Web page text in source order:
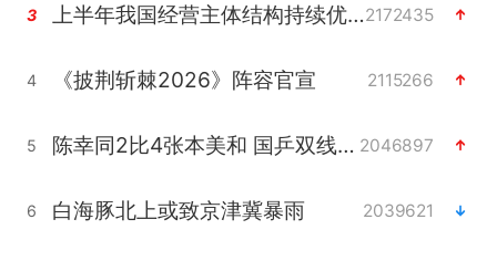
3 上半年我国经营主体结构持续优化2172435
4 《披荆斩棘2026》阵容官宣 2115266
5 陈幸同2比4张本美和 国乒双线丢冠 2046897
6 白海豚北上或致京津冀暴雨 2039621